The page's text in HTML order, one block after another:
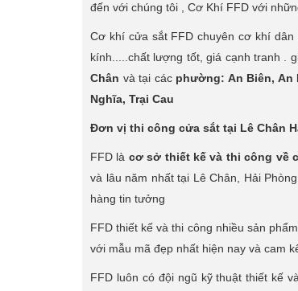
đến với chúng tôi , Cơ Khí FFD với
Cơ khí cửa sắt FFD chuyên cơ khí
kính.....chất lượng tốt, giá cạnh tranh .
Chân và tại các phường: An Biên, An
Nghĩa, Trại Cau
Đơn vị thi công cửa sắt tại Lê Chân
FFD là cơ sở thiết kế và thi công về
và lâu năm nhất tại Lê Chân, Hải
hàng tin tưởng
FFD thiết kế và thi công nhiều sản
với mẫu mã đẹp nhất hiện nay và cam
FFD luôn có đội ngũ kỹ thuật thiết kế